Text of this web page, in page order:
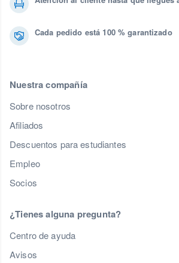
Cada pedido está 100 % garantizado
Nuestra compañía
Sobre nosotros
Afiliados
Descuentos para estudiantes
Empleo
Socios
¿Tienes alguna pregunta?
Centro de ayuda
Avisos